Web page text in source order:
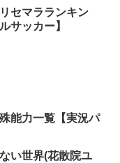
セマラランキン
サッカー】
能力一覧【実況パ
い世界(花散院ユ